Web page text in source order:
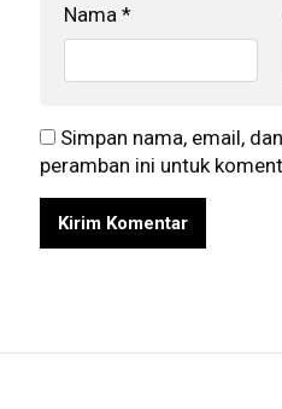
Nama *
Simpan nama, email,
peramban ini untuk